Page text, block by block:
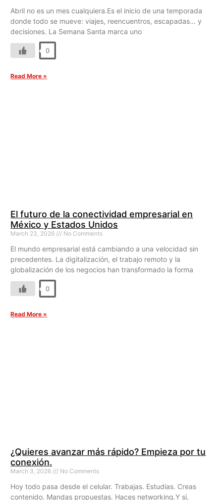
Abril no es un mes cualquiera.Es el inicio de una temporada
donde todo se mueve: viajes, reencuentros, escapadas… y
decisiones. La Semana Santa marca uno
0
Read More »
El futuro de la conectividad empresarial en
México y Estados Unidos
March 23, 2026 No Comments
El mundo empresarial está cambiando a una velocidad sin
precedentes. La digitalización, el trabajo remoto y la
globalización de los negocios han transformado la forma
0
Read More »
¿Quieres avanzar más rápido? Empieza por tu
conexión.
March 3, 2026 No Comments
Hoy todo pasa desde el celular. Trabajas. Estudias. Creas
contenido. Mandas propuestas. Haces networking.Y sí,